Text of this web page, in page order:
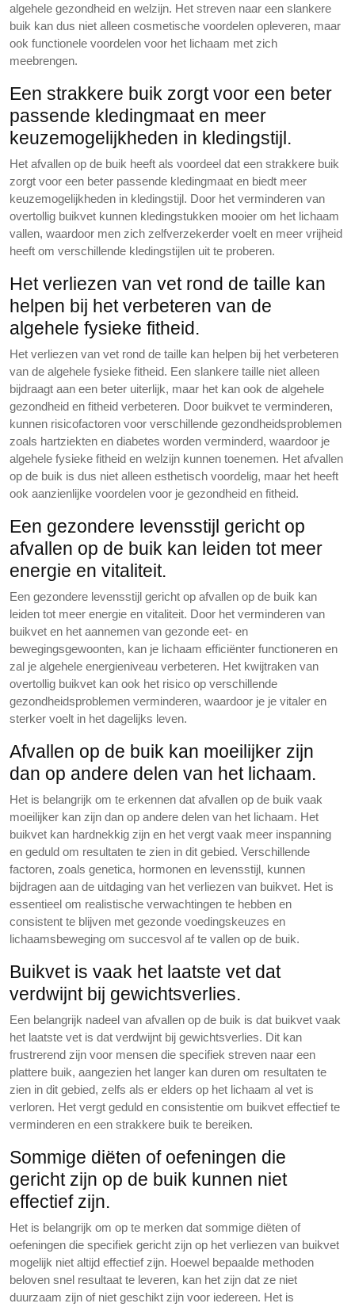
algehele gezondheid en welzijn. Het streven naar een slankere
buik kan dus niet alleen cosmetische voordelen opleveren, maar
ook functionele voordelen voor het lichaam met zich
meebrengen.
Een strakkere buik zorgt voor een beter
passende kledingmaat en meer
keuzemogelijkheden in kledingstijl.
Het afvallen op de buik heeft als voordeel dat een strakkere buik
zorgt voor een beter passende kledingmaat en biedt meer
keuzemogelijkheden in kledingstijl. Door het verminderen van
overtollig buikvet kunnen kledingstukken mooier om het lichaam
vallen, waardoor men zich zelfverzekerder voelt en meer vrijheid
heeft om verschillende kledingstijlen uit te proberen.
Het verliezen van vet rond de taille kan
helpen bij het verbeteren van de
algehele fysieke fitheid.
Het verliezen van vet rond de taille kan helpen bij het verbeteren
van de algehele fysieke fitheid. Een slankere taille niet alleen
bijdraagt aan een beter uiterlijk, maar het kan ook de algehele
gezondheid en fitheid verbeteren. Door buikvet te verminderen,
kunnen risicofactoren voor verschillende gezondheidsproblemen
zoals hartziekten en diabetes worden verminderd, waardoor je
algehele fysieke fitheid en welzijn kunnen toenemen. Het afvallen
op de buik is dus niet alleen esthetisch voordelig, maar het heeft
ook aanzienlijke voordelen voor je gezondheid en fitheid.
Een gezondere levensstijl gericht op
afvallen op de buik kan leiden tot meer
energie en vitaliteit.
Een gezondere levensstijl gericht op afvallen op de buik kan
leiden tot meer energie en vitaliteit. Door het verminderen van
buikvet en het aannemen van gezonde eet- en
bewegingsgewoonten, kan je lichaam efficiënter functioneren en
zal je algehele energieniveau verbeteren. Het kwijtraken van
overtollig buikvet kan ook het risico op verschillende
gezondheidsproblemen verminderen, waardoor je je vitaler en
sterker voelt in het dagelijks leven.
Afvallen op de buik kan moeilijker zijn
dan op andere delen van het lichaam.
Het is belangrijk om te erkennen dat afvallen op de buik vaak
moeilijker kan zijn dan op andere delen van het lichaam. Het
buikvet kan hardnekkig zijn en het vergt vaak meer inspanning
en geduld om resultaten te zien in dit gebied. Verschillende
factoren, zoals genetica, hormonen en levensstijl, kunnen
bijdragen aan de uitdaging van het verliezen van buikvet. Het is
essentieel om realistische verwachtingen te hebben en
consistent te blijven met gezonde voedingskeuzes en
lichaamsbeweging om succesvol af te vallen op de buik.
Buikvet is vaak het laatste vet dat
verdwijnt bij gewichtsverlies.
Een belangrijk nadeel van afvallen op de buik is dat buikvet vaak
het laatste vet is dat verdwijnt bij gewichtsverlies. Dit kan
frustrerend zijn voor mensen die specifiek streven naar een
plattere buik, aangezien het langer kan duren om resultaten te
zien in dit gebied, zelfs als er elders op het lichaam al vet is
verloren. Het vergt geduld en consistentie om buikvet effectief te
verminderen en een strakkere buik te bereiken.
Sommige diëten of oefeningen die
gericht zijn op de buik kunnen niet
effectief zijn.
Het is belangrijk om op te merken dat sommige diëten of
oefeningen die specifiek gericht zijn op het verliezen van buikvet
mogelijk niet altijd effectief zijn. Hoewel bepaalde methoden
beloven snel resultaat te leveren, kan het zijn dat ze niet
duurzaam zijn of niet geschikt zijn voor iedereen. Het is